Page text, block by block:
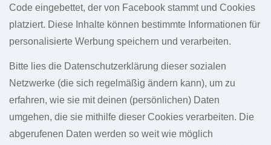
Code eingebettet, der von Facebook stammt und Cookies
platziert. Diese Inhalte können bestimmte Informationen für
personalisierte Werbung speichern und verarbeiten.
Bitte lies die Datenschutzerklärung dieser sozialen
Netzwerke (die sich regelmäßig ändern kann), um zu
erfahren, wie sie mit deinen (persönlichen) Daten
umgehen, die sie mithilfe dieser Cookies verarbeiten. Die
abgerufenen Daten werden so weit wie möglich